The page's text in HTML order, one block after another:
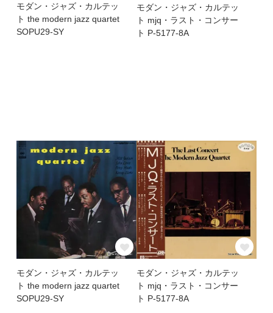
モダン・ジャズ・カルテッ
ト the modern jazz quartet
SOPU29-SY
モダン・ジャズ・カルテッ
ト mjq・ラスト・コンサー
ト P-5177-8A
モダン・ジャズ・カルテッ
ト the modern jazz quartet
SOPU29-SY
モダン・ジャズ・カルテッ
ト mjq・ラスト・コンサー
ト P-5177-8A